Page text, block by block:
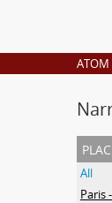
All
Paris